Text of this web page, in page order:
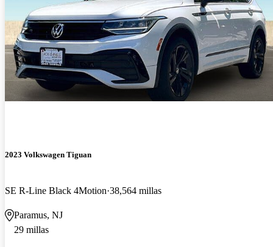
2023 Volkswagen Tiguan
SE R-Line Black 4Motion 38,564 millas
Paramus, NJ
29 millas